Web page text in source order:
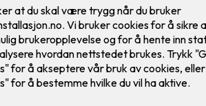
LED-striper byr på